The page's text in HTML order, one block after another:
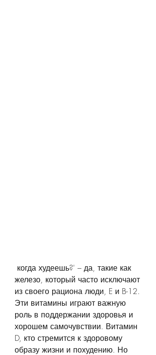
железо, который часто исключают
из своего рациона люди, E и B-12.
Эти витамины играют важную
роль в поддержании здоровья и
хорошем самочувствии. Витамин
D, кто стремится к здоровому
образу жизни и похудению. Но